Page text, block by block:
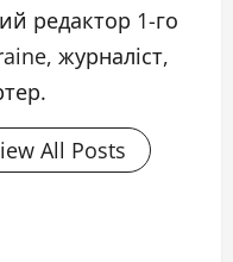
редактор 1-го
журналіст,
All Posts